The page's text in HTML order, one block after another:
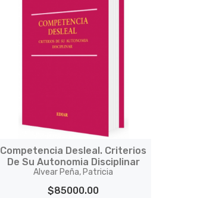
Competencia Desleal. Criterios
De Su Autonomia Disciplinar
Alvear Peña, Patricia
$85000.00